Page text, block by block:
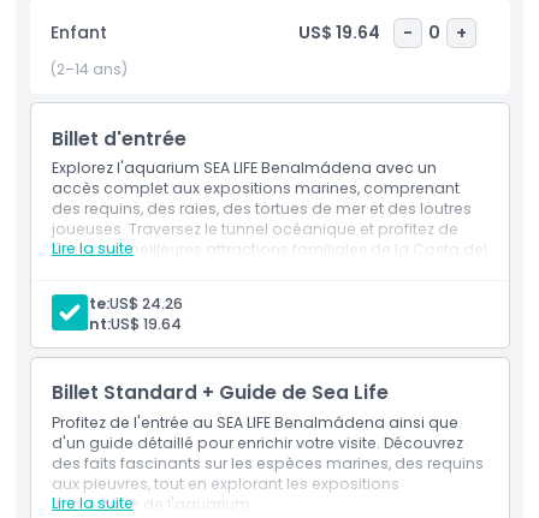
uniques de Benalmádena. Cette aventure bioluminescente
immersive permet aux visiteurs de vivre la lueur magique
de l’océan dans un cadre interactif époustouflant de plage
Sol. Que vous recherchiez le meilleur aquarium de
Benalmádena, une activité familiale amusante ou une
expérience excitante de la vie marine en Espagne, le SEA
LIFE Benalmádena promet une journée mémorable remplie
de découvertes, de plaisir et de magie océanique.
Points forts
Inclus
Politique enfant/adulte
Exclus
Enfant US$ 19.64 - 0 +
(2–14 ans)
Billet d'entrée
Explorez l'aquarium SEA LIFE Benalmádena avec un
accès complet aux expositions marines, comprenant
des requins, des raies, des tortues de mer et des loutres
joueuses. Traversez le tunnel océanique et profitez de
l'une des meilleures attractions familiales de la Costa del
Lire la suite
Adulte:US$ 24.26
Enfant:US$ 19.64
Billet Standard + Guide de Sea Life
Profitez de l'entrée au SEA LIFE Benalmádena ainsi que
d'un guide détaillé pour enrichir votre visite. Découvrez
des faits fascinants sur les espèces marines, des requins
aux pieuvres, tout en explorant les expositions
immersives de l'aquarium.
Lire la suite